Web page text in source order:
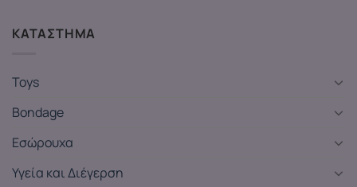
ΚΑΤΑΣΤΗΜΑ
Toys
Bondage
Εσώρουχα
Υγεία και Διέγερση